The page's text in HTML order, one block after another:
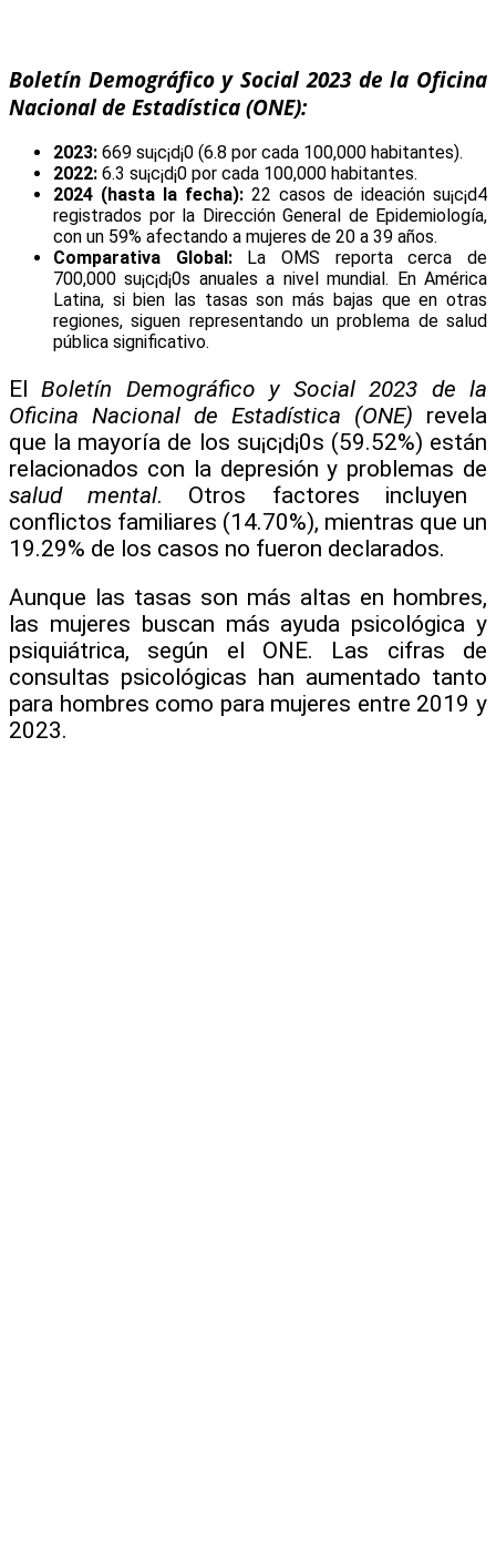
Boletín Demográfico y Social 2023 de la Oficina
Nacional de Estadística (ONE):
2023: 669 su¡c¡d¡0 (6.8 por cada 100,000 habitantes).
2022: 6.3 su¡c¡d¡0 por cada 100,000 habitantes.
2024 (hasta la fecha): 22 casos de ideación su¡c¡d4
registrados por la Dirección General de Epidemiología,
con un 59% afectando a mujeres de 20 a 39 años.
Comparativa Global:La OMS reporta cerca de
700,000 su¡c¡d¡0s anuales a nivel mundial. En América
Latina, si bien las tasas son más bajas que en otras
regiones, siguen representando un problema de salud
pública significativo.
ElBoletín Demográfico y Social 2023 de la
Oficina Nacional de Estadística (ONE) revela
que la mayoría de los su¡c¡d¡0s (59.52%) están
relacionados con la depresión y problemas de
salud mental. Otros factores incluyen
conflictos familiares (14.70%), mientras que un
19.29% de los casos no fueron declarados.
Aunque las tasas son más altas en hombres,
las mujeres buscan más ayuda psicológica y
psiquiátrica, según el ONE. Las cifras de
consultas psicológicas han aumentado tanto
para hombres como para mujeres entre 2019 y
2023.